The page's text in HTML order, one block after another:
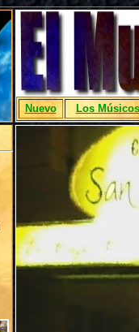
Nuevo Los Músicos